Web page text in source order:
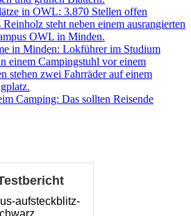
in OWL: 3.870 Stellen offen
in Minden: Lokführer im Studium
Camping: Das sollten Reisende